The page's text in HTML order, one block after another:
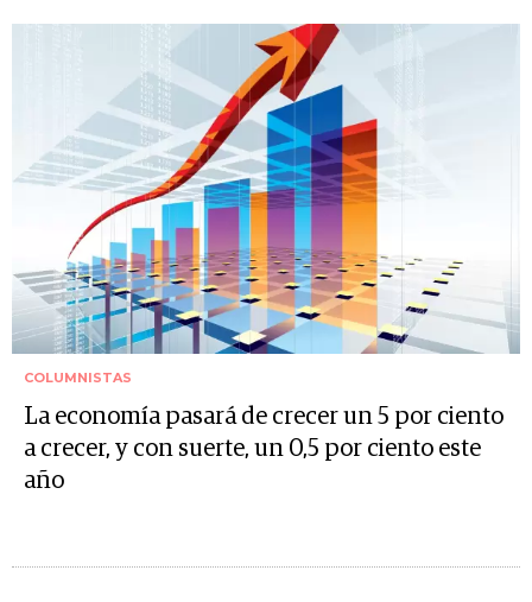
COLUMNISTAS
La economía pasará de crecer un 5 por ciento
a crecer, y con suerte, un 0,5 por ciento este
año